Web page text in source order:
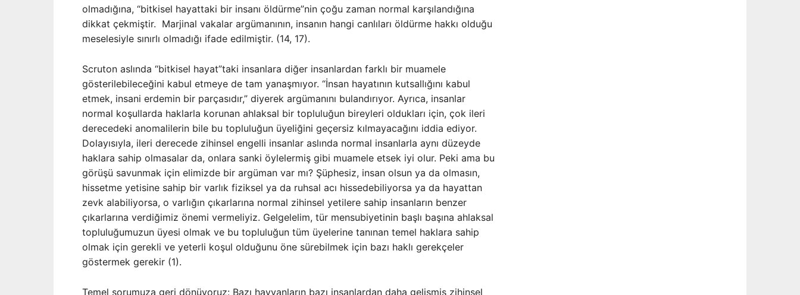
olmadığına, “bitkisel hayattaki bir insanı öldürme”nin çoğu zaman normal karşılandığına
dikkat çekmiştir. Marjinal vakalar argümanının, insanın hangi canlıları öldürme hakkı olduğu
meselesiyle sınırlı olmadığı ifade edilmiştir. (14, 17).
Scruton aslında “bitkisel hayat”taki insanlara diğer insanlardan farklı bir muamele
gösterilebileceğini kabul etmeye de tam yanaşmıyor. “İnsan hayatının kutsallığını kabul
etmek, insani erdemin bir parçasıdır,” diyerek argümanını bulandırıyor. Ayrıca, insanlar
normal koşullarda haklarla korunan ahlaksal bir topluluğun bireyleri oldukları için, çok ileri
derecedeki anomalilerin bile bu topluluğun üyeliğini geçersiz kılmayacağını iddia ediyor.
Dolayısıyla, ileri derecede zihinsel engelli insanlar aslında normal insanlarla aynı düzeyde
haklara sahip olmasalar da, onlara sanki öylelermiş gibi muamele etsek iyi olur. Peki ama bu
görüşü savunmak için elimizde bir argüman var mı? Şüphesiz, insan olsun ya da olmasın,
hissetme yetisine sahip bir varlık fiziksel ya da ruhsal acı hissedebiliyorsa ya da hayattan
zevk alabiliyorsa, o varlığın çıkarlarına normal zihinsel yetilere sahip insanların benzer
çıkarlarına verdiğimiz önemi vermeliyiz. Gelgelelim, tür mensubiyetinin başlı başına ahlaksal
topluluğumuzun üyesi olmak ve bu topluluğun tüm üyelerine tanınan temel haklara sahip
olmak için gerekli ve yeterli koşul olduğunu öne sürebilmek için bazı haklı gerekçeler
göstermek gerekir (1).
Temel sorumuza geri dönüyoruz: Bazı hayvanların bazı insanlardan daha gelişmiş zihinsel